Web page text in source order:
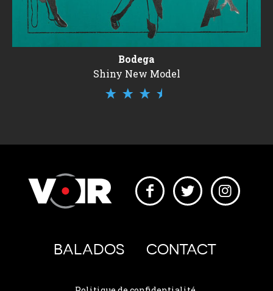
Bodega
Shiny New Model
BALADOS CONTACT